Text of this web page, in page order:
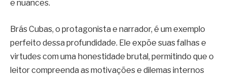
e nuances.
Brás Cubas, o protagonista e narrador, é um exemplo
perfeito dessa profundidade. Ele expõe suas falhas e
virtudes com uma honestidade brutal, permitindo que o
leitor compreenda as motivações e dilemas internos